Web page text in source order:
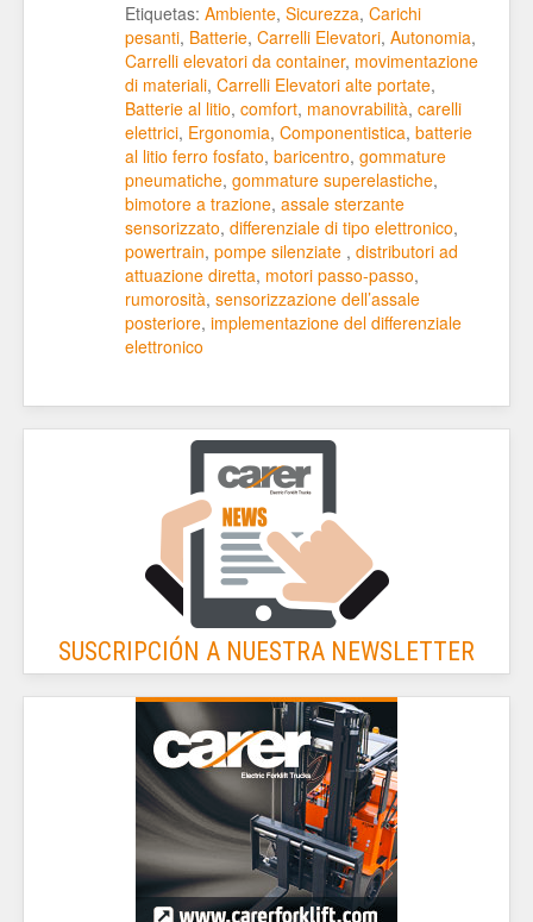
Etiquetas: Ambiente, Sicurezza, Carichi
pesanti, Batterie, Carrelli Elevatori, Autonomia,
Carrelli elevatori da container, movimentazione
di materiali, Carrelli Elevatori alte portate,
Batterie al litio, comfort, manovrabilità, carelli
elettrici, Ergonomia, Componentistica, batterie
al litio ferro fosfato, baricentro, gommature
pneumatiche, gommature superelastiche,
bimotore a trazione, assale sterzante
sensorizzato, differenziale di tipo elettronico,
powertrain, pompe silenziate , distributori ad
attuazione diretta, motori passo-passo,
rumorosità, sensorizzazione dell’assale
posteriore, implementazione del differenziale
elettronico
SUSCRIPCIÓN A NUESTRA NEWSLETTER